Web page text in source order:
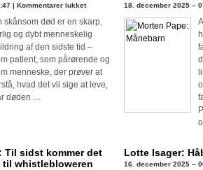
| Kommentarer lukkettil
de
En
skånsom
død
skånsom død er en skarp,
og dybt menneskelig
af den sidste tid –
patient, som pårørende og
menneske, der prøver at
hvad det vil sige at leve,
døden …
18. december 2025 –
Til sidst kommer det
til whistlebloweren
Lotte Isager:
16. december 2025 –